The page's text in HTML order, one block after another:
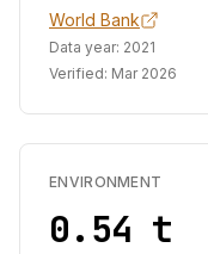
World Bank
Data year: 2021
Verified: Mar 2026
ENVIRONMENT
0.54 t